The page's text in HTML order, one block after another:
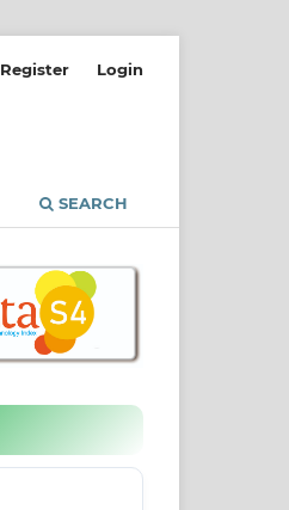
SEARCH
Register Login